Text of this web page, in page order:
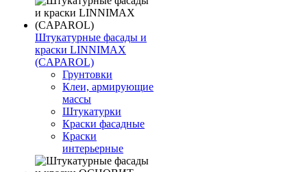
Штукатурные фасады и
краски LINNIMAX
(CAPAROL)
Грунтовки
Клеи, армирующие
массы
Штукатурки
Краски фасадные
Краски
интерьерные